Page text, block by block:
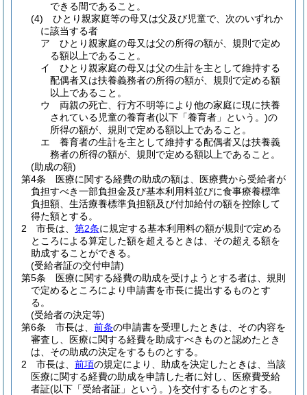
できる間であること。
(4)
ひとり親家庭等の母又は父及び児童で、次のいずれか
に該当する者
ア
ひとり親家庭の母又は父の所得の額が、規則で定め
る額以上であること。
イ
ひとり親家庭の母又は父の生計を主として維持する
配偶者又は扶養義務者の所得の額が、規則で定める額
以上であること。
ウ
両親の死亡、行方不明等により他の家庭に現に扶養
されている児童の養育者(以下「養育者」という。)の
所得の額が、規則で定める額以上であること。
エ
養育者の生計を主として維持する配偶者又は扶養義
務者の所得の額が、規則で定める額以上であること。
(助成の額)
第4条
医療に関する経費の助成の額は、医療費から受給者が
負担すべき一部負担金及び基本利用料並びに食事療養標準
負担額、生活療養標準負担額及び付加給付の額を控除して
得た額とする。
2
市長は、 第2条に規定する基本利用料の額が規則で定める
ところによる算定した額を超えるときは、その超える額を
助成することができる。
(受給者証の交付申請)
第5条
医療に関する経費の助成を受けようとする者は、規則
で定めるところにより申請書を市長に提出するものとす
る。
(受給者の決定等)
第6条
市長は、 前条の申請書を受理したときは、その内容を
審査し、医療に関する経費を助成すべきものと認めたとき
は、その助成の決定をするものとする。
2
市長は、 前項の規定により、助成を決定したときは、当該
医療に関する経費の助成を申請した者に対し、医療費受給
者証(以下「受給者証」という。)を交付するものとする。